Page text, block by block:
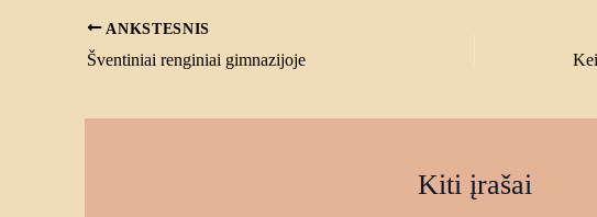
ANKSTESNIS
Šventiniai renginiai gimnazijoje
Kiti įrašai